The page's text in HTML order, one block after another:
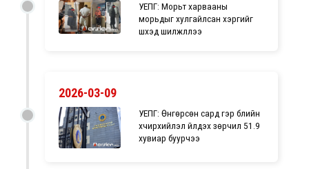
УЕПГ: Морьт харвааны
морьдыг хулгайлсан хэргийг
шүүхэд шилжүүллээ
2026-03-09
УЕПГ: Өнгөрсөн сард гэр бүлийн
хүчирхийлэл үйлдэх зөрчил 51.9
хувиар буурчээ